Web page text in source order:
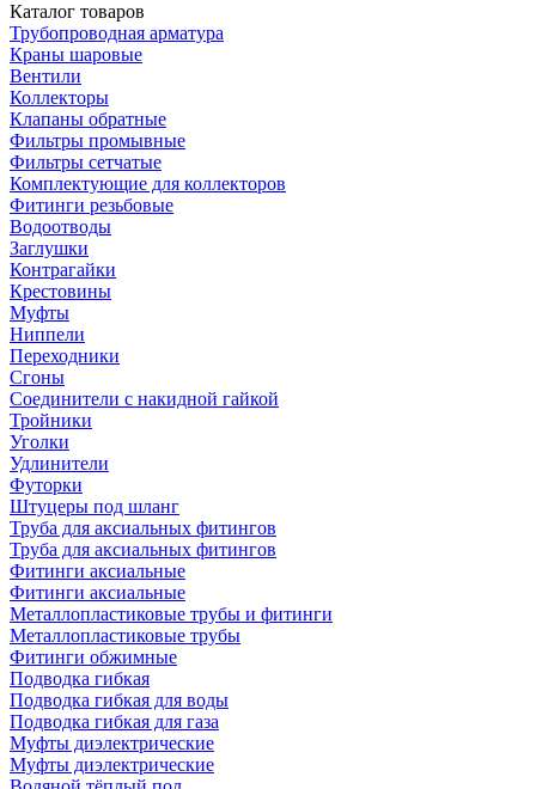
Каталог товаров
Трубопроводная арматура
Краны шаровые
Вентили
Коллекторы
Клапаны обратные
Фильтры промывные
Фильтры сетчатые
Комплектующие для коллекторов
Фитинги резьбовые
Водоотводы
Заглушки
Контрагайки
Крестовины
Муфты
Ниппели
Переходники
Сгоны
Соединители с накидной гайкой
Тройники
Уголки
Удлинители
Футорки
Штуцеры под шланг
Труба для аксиальных фитингов
Труба для аксиальных фитингов
Фитинги аксиальные
Фитинги аксиальные
Металлопластиковые трубы и фитинги
Металлопластиковые трубы
Фитинги обжимные
Подводка гибкая
Подводка гибкая для воды
Подводка гибкая для газа
Муфты диэлектрические
Муфты диэлектрические